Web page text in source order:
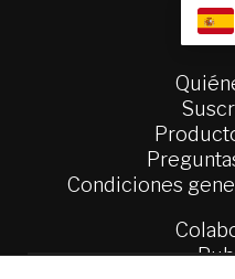
Condiciones